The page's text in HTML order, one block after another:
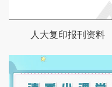
人大复印报刊资料